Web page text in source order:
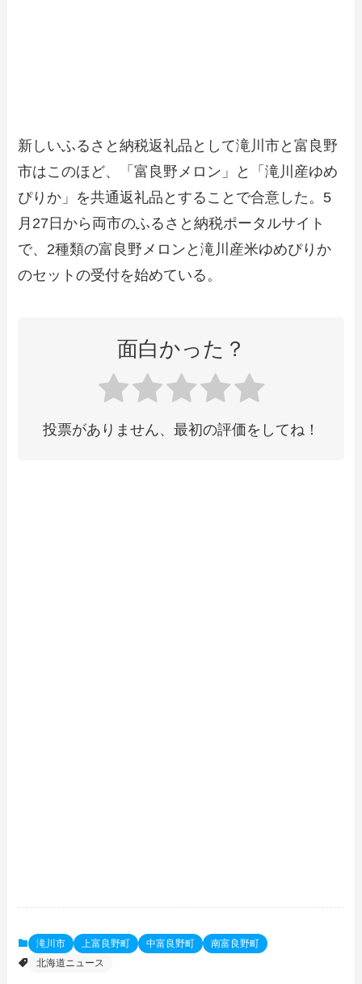
新しいふるさと納税返礼品として滝川市と富良野
市はこのほど、「富良野メロン」と「滝川産ゆめ
ぴりか」を共通返礼品とすることで合意した。5
月27日から両市のふるさと納税ポータルサイト
で、2種類の富良野メロンと滝川産米ゆめぴりか
のセットの受付を始めている。
面白かった？
投票がありません、最初の評価をしてね！
滝川市 上富良野町 中富良野町
南富良野町
北海道ニュース